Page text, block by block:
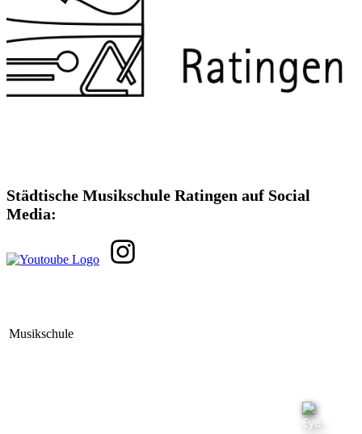
Städtische Musikschule Ratingen auf Social
Media: